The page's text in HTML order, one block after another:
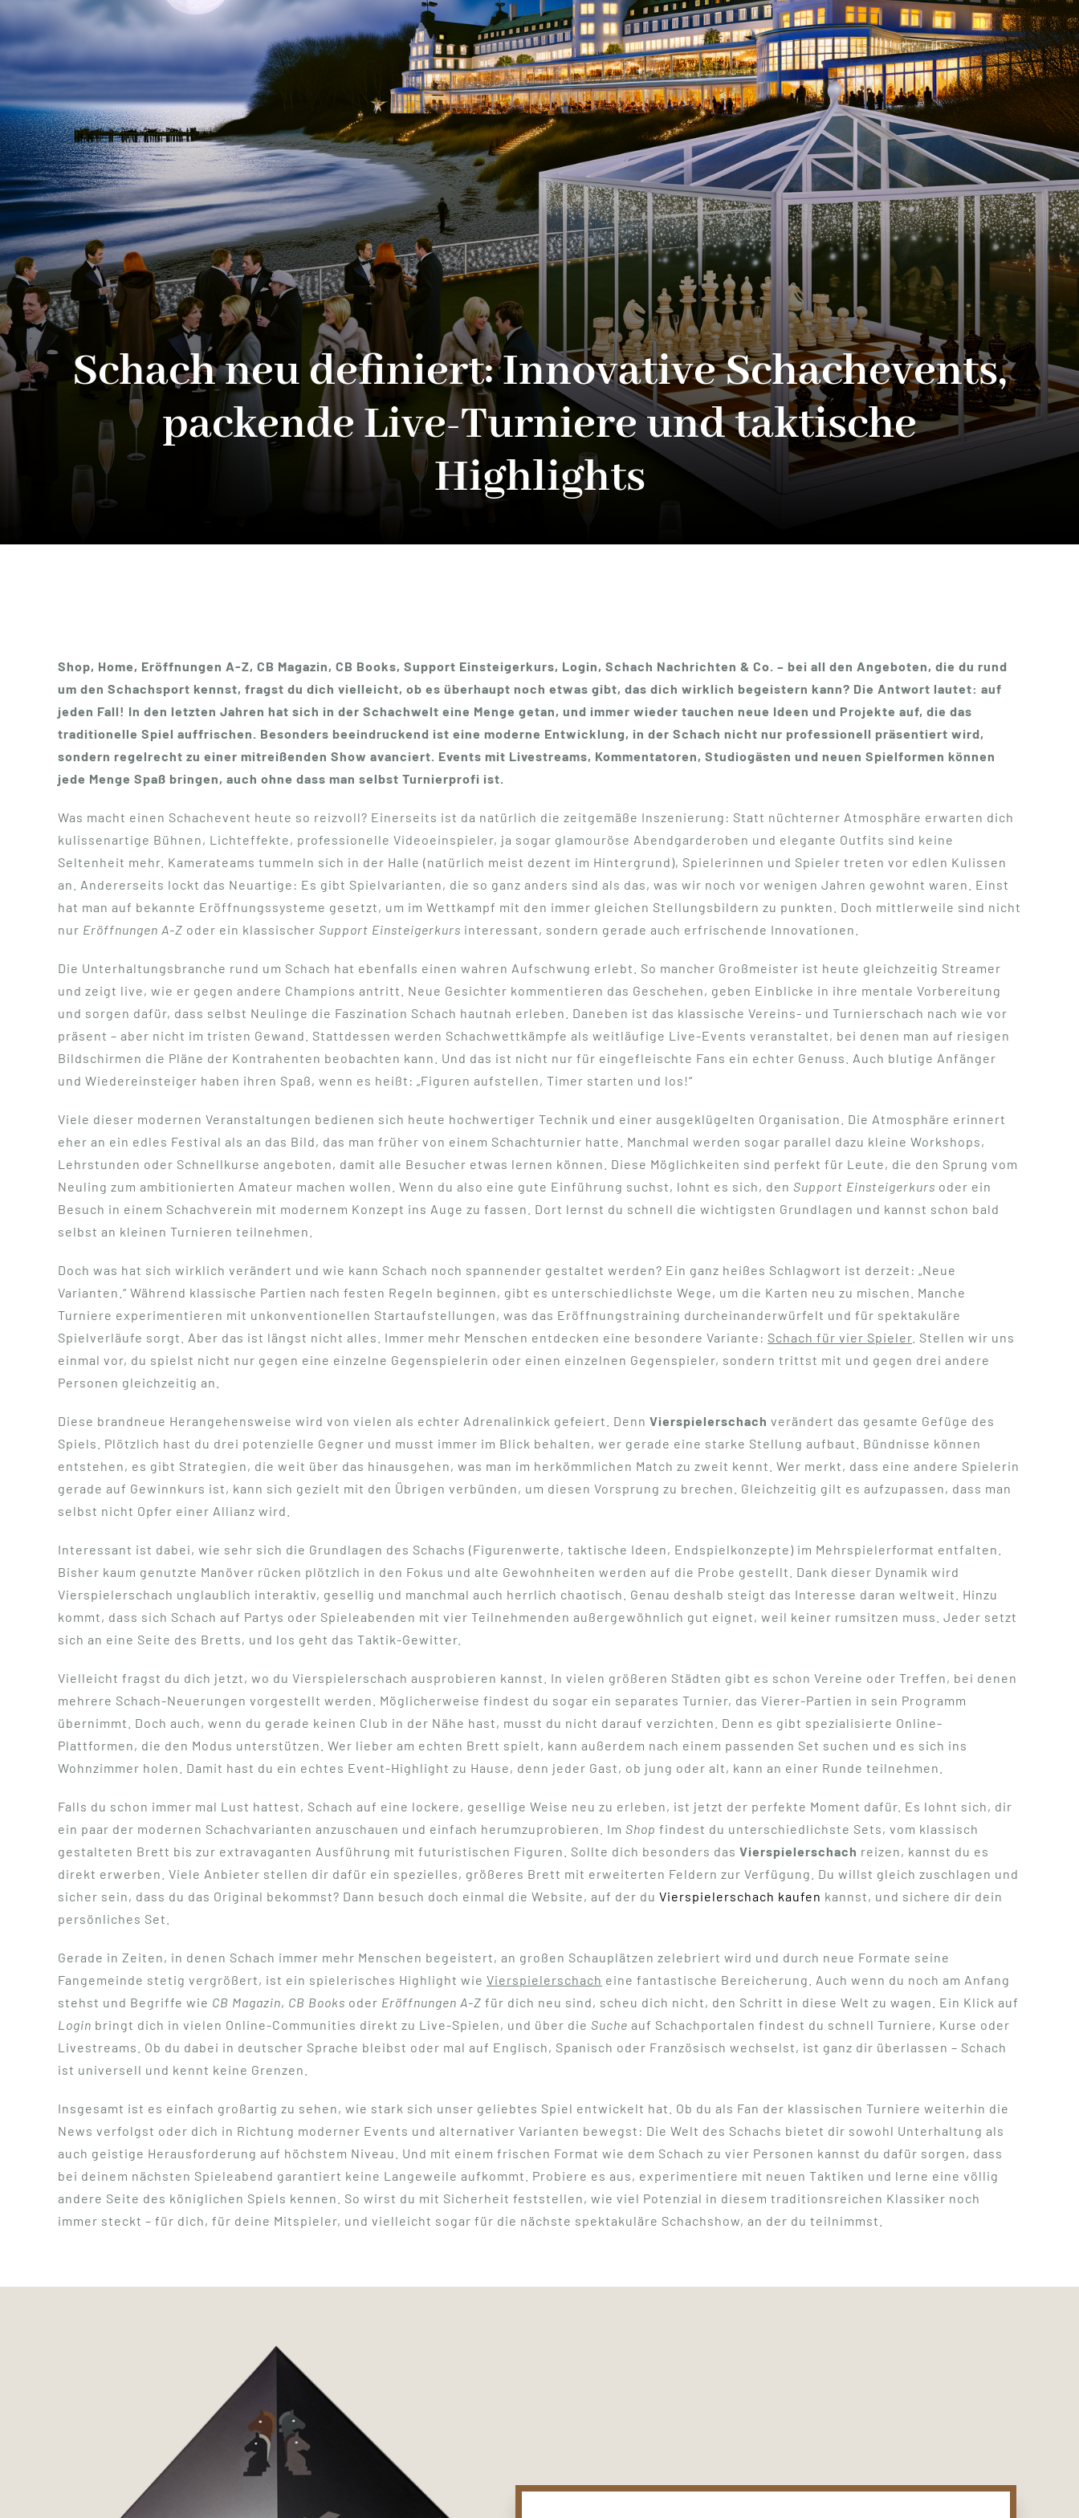
Schach neu definiert: Innovative Schachevents,
packende Live-Turniere und taktische
Highlights
Shop, Home, Eröffnungen A-Z, CB Magazin, CB Books, Support Einsteigerkurs, Login, Schach Nachrichten & Co. – bei all den Angeboten, die du rund
um den Schachsport kennst, fragst du dich vielleicht, ob es überhaupt noch etwas gibt, das dich wirklich begeistern kann? Die Antwort lautet: auf
jeden Fall! In den letzten Jahren hat sich in der Schachwelt eine Menge getan, und immer wieder tauchen neue Ideen und Projekte auf, die das
traditionelle Spiel auffrischen. Besonders beeindruckend ist eine moderne Entwicklung, in der Schach nicht nur professionell präsentiert wird,
sondern regelrecht zu einer mitreißenden Show avanciert. Events mit Livestreams, Kommentatoren, Studiogästen und neuen Spielformen können
jede Menge Spaß bringen, auch ohne dass man selbst Turnierprofi ist.
Was macht einen Schachevent heute so reizvoll? Einerseits ist da natürlich die zeitgemäße Inszenierung: Statt nüchterner Atmosphäre erwarten dich
kulissenartige Bühnen, Lichteffekte, professionelle Videoeinspieler, ja sogar glamouröse Abendgarderoben und elegante Outfits sind keine
Seltenheit mehr. Kamerateams tummeln sich in der Halle (natürlich meist dezent im Hintergrund), Spielerinnen und Spieler treten vor edlen Kulissen
an. Andererseits lockt das Neuartige: Es gibt Spielvarianten, die so ganz anders sind als das, was wir noch vor wenigen Jahren gewohnt waren. Einst
hat man auf bekannte Eröffnungssysteme gesetzt, um im Wettkampf mit den immer gleichen Stellungsbildern zu punkten. Doch mittlerweile sind nicht
nur Eröffnungen A-Z oder ein klassischer Support Einsteigerkurs interessant, sondern gerade auch erfrischende Innovationen.
Die Unterhaltungsbranche rund um Schach hat ebenfalls einen wahren Aufschwung erlebt. So mancher Großmeister ist heute gleichzeitig Streamer
und zeigt live, wie er gegen andere Champions antritt. Neue Gesichter kommentieren das Geschehen, geben Einblicke in ihre mentale Vorbereitung
und sorgen dafür, dass selbst Neulinge die Faszination Schach hautnah erleben. Daneben ist das klassische Vereins- und Turnierschach nach wie vor
präsent – aber nicht im tristen Gewand. Stattdessen werden Schachwettkämpfe als weitläufige Live-Events veranstaltet, bei denen man auf riesigen
Bildschirmen die Pläne der Kontrahenten beobachten kann. Und das ist nicht nur für eingefleischte Fans ein echter Genuss. Auch blutige Anfänger
und Wiedereinsteiger haben ihren Spaß, wenn es heißt: „Figuren aufstellen, Timer starten und los!“
Viele dieser modernen Veranstaltungen bedienen sich heute hochwertiger Technik und einer ausgeklügelten Organisation. Die Atmosphäre erinnert
eher an ein edles Festival als an das Bild, das man früher von einem Schachturnier hatte. Manchmal werden sogar parallel dazu kleine Workshops,
Lehrstunden oder Schnellkurse angeboten, damit alle Besucher etwas lernen können. Diese Möglichkeiten sind perfekt für Leute, die den Sprung vom
Neuling zum ambitionierten Amateur machen wollen. Wenn du also eine gute Einführung suchst, lohnt es sich, den Support Einsteigerkurs oder ein
Besuch in einem Schachverein mit modernem Konzept ins Auge zu fassen. Dort lernst du schnell die wichtigsten Grundlagen und kannst schon bald
selbst an kleinen Turnieren teilnehmen.
Doch was hat sich wirklich verändert und wie kann Schach noch spannender gestaltet werden? Ein ganz heißes Schlagwort ist derzeit: „Neue
Varianten.“ Während klassische Partien nach festen Regeln beginnen, gibt es unterschiedlichste Wege, um die Karten neu zu mischen. Manche
Turniere experimentieren mit unkonventionellen Startaufstellungen, was das Eröffnungstraining durcheinanderwürfelt und für spektakuläre
Spielverläufe sorgt. Aber das ist längst nicht alles. Immer mehr Menschen entdecken eine besondere Variante: Schach für vier Spieler. Stellen wir uns
einmal vor, du spielst nicht nur gegen eine einzelne Gegenspielerin oder einen einzelnen Gegenspieler, sondern trittst mit und gegen drei andere
Personen gleichzeitig an.
Diese brandneue Herangehensweise wird von vielen als echter Adrenalinkick gefeiert. Denn Vierspielerschach verändert das gesamte Gefüge des
Spiels. Plötzlich hast du drei potenzielle Gegner und musst immer im Blick behalten, wer gerade eine starke Stellung aufbaut. Bündnisse können
entstehen, es gibt Strategien, die weit über das hinausgehen, was man im herkömmlichen Match zu zweit kennt. Wer merkt, dass eine andere Spielerin
gerade auf Gewinnkurs ist, kann sich gezielt mit den Übrigen verbünden, um diesen Vorsprung zu brechen. Gleichzeitig gilt es aufzupassen, dass man
selbst nicht Opfer einer Allianz wird.
Interessant ist dabei, wie sehr sich die Grundlagen des Schachs (Figurenwerte, taktische Ideen, Endspielkonzepte) im Mehrspielerformat entfalten.
Bisher kaum genutzte Manöver rücken plötzlich in den Fokus und alte Gewohnheiten werden auf die Probe gestellt. Dank dieser Dynamik wird
Vierspielerschach unglaublich interaktiv, gesellig und manchmal auch herrlich chaotisch. Genau deshalb steigt das Interesse daran weltweit. Hinzu
kommt, dass sich Schach auf Partys oder Spieleabenden mit vier Teilnehmenden außergewöhnlich gut eignet, weil keiner rumsitzen muss. Jeder setzt
sich an eine Seite des Bretts, und los geht das Taktik-Gewitter.
Vielleicht fragst du dich jetzt, wo du Vierspielerschach ausprobieren kannst. In vielen größeren Städten gibt es schon Vereine oder Treffen, bei denen
mehrere Schach-Neuerungen vorgestellt werden. Möglicherweise findest du sogar ein separates Turnier, das Vierer-Partien in sein Programm
übernimmt. Doch auch, wenn du gerade keinen Club in der Nähe hast, musst du nicht darauf verzichten. Denn es gibt spezialisierte Online-
Plattformen, die den Modus unterstützen. Wer lieber am echten Brett spielt, kann außerdem nach einem passenden Set suchen und es sich ins
Wohnzimmer holen. Damit hast du ein echtes Event-Highlight zu Hause, denn jeder Gast, ob jung oder alt, kann an einer Runde teilnehmen.
Falls du schon immer mal Lust hattest, Schach auf eine lockere, gesellige Weise neu zu erleben, ist jetzt der perfekte Moment dafür. Es lohnt sich, dir
ein paar der modernen Schachvarianten anzuschauen und einfach herumzuprobieren. Im Shop findest du unterschiedlichste Sets, vom klassisch
gestalteten Brett bis zur extravaganten Ausführung mit futuristischen Figuren. Sollte dich besonders das Vierspielerschach reizen, kannst du es
direkt erwerben. Viele Anbieter stellen dir dafür ein spezielles, größeres Brett mit erweiterten Feldern zur Verfügung. Du willst gleich zuschlagen und
sicher sein, dass du das Original bekommst? Dann besuch doch einmal die Website, auf der du Vierspielerschach kaufen kannst, und sichere dir dein
persönliches Set.
Gerade in Zeiten, in denen Schach immer mehr Menschen begeistert, an großen Schauplätzen zelebriert wird und durch neue Formate seine
Fangemeinde stetig vergrößert, ist ein spielerisches Highlight wie Vierspielerschach eine fantastische Bereicherung. Auch wenn du noch am Anfang
stehst und Begriffe wie CB Magazin, CB Books oder Eröffnungen A-Z für dich neu sind, scheu dich nicht, den Schritt in diese Welt zu wagen. Ein Klick auf
Login bringt dich in vielen Online-Communities direkt zu Live-Spielen, und über die Suche auf Schachportalen findest du schnell Turniere, Kurse oder
Livestreams. Ob du dabei in deutscher Sprache bleibst oder mal auf Englisch, Spanisch oder Französisch wechselst, ist ganz dir überlassen – Schach
ist universell und kennt keine Grenzen.
Insgesamt ist es einfach großartig zu sehen, wie stark sich unser geliebtes Spiel entwickelt hat. Ob du als Fan der klassischen Turniere weiterhin die
News verfolgst oder dich in Richtung moderner Events und alternativer Varianten bewegst: Die Welt des Schachs bietet dir sowohl Unterhaltung als
auch geistige Herausforderung auf höchstem Niveau. Und mit einem frischen Format wie dem Schach zu vier Personen kannst du dafür sorgen, dass
bei deinem nächsten Spieleabend garantiert keine Langeweile aufkommt. Probiere es aus, experimentiere mit neuen Taktiken und lerne eine völlig
andere Seite des königlichen Spiels kennen. So wirst du mit Sicherheit feststellen, wie viel Potenzial in diesem traditionsreichen Klassiker noch
immer steckt – für dich, für deine Mitspieler, und vielleicht sogar für die nächste spektakuläre Schachshow, an der du teilnimmst.